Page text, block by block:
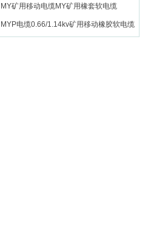
MY矿用移动电缆MY矿用橡套软电缆
MYP电缆0.66/1.14kv矿用移动橡胶软电缆